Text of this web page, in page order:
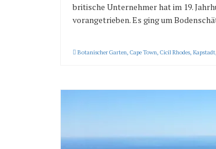
britische Unternehmer hat im 19.
vorangetrieben. Es ging um
Botanischer Garten, Cape Town, Cicil Rhodes, Kapstadt,